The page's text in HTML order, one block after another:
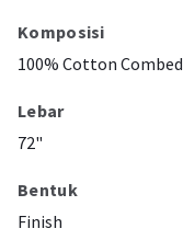
Komposisi
100% Cotton Combed
Lebar
72"
Bentuk
Finish